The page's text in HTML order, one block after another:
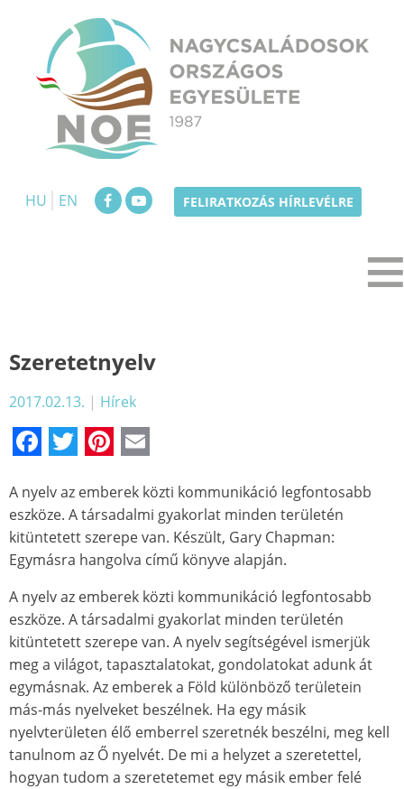
content
HU
EN FELIRATKOZÁS HÍRLEVÉLRE
Szeretetnyelv
2017.02.13. | Hírek
Facebook
TwitterPinterest
A nyelv az emberek közti kommunikáció legfontosabb
eszköze. A társadalmi gyakorlat minden területén
kitüntetett szerepe van. Készült, Gary Chapman:
Egymásra hangolva című könyve alapján.
A nyelv az emberek közti kommunikáció legfontosabb
eszköze. A társadalmi gyakorlat minden területén
kitüntetett szerepe van. A nyelv segítségével ismerjük
meg a világot, tapasztalatokat, gondolatokat adunk át
egymásnak. Az emberek a Föld különböző területein
más-más nyelveket beszélnek. Ha egy másik
nyelvterületen élő emberrel szeretnék beszélni, meg kell
tanulnom az Ő nyelvét. De mi a helyzet a szeretettel,
hogyan tudom a szeretetemet egy másik ember felé